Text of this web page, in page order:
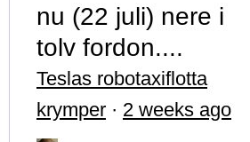
nu (22 juli) nere i
tolv fordon....
Teslas robotaxiflotta
krymper · 2 weeks ago